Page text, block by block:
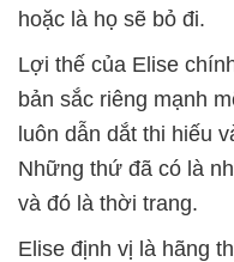
hoặc là họ sẽ bỏ đi.
Lợi thế của Elise
bản sắc riêng mạnh
luôn dẫn dắt thi hiếu
Những thứ đã có là
và đó là thời trang.
Elise định vị là hãng